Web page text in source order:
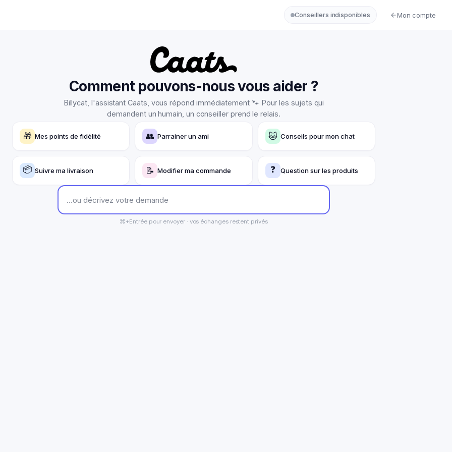
Conseillers indisponibles Mon compte
Comment pouvons-nous vous aider ?
Billycat, l'assistant Caats, vous répond immédiatement 🐾 Pour les sujets qui
demandent un humain, un conseiller prend le relais.
🎁 Mes points de fidélité 👥 Parrainer un ami 🐱 Conseils pour mon chat
📦 Suivre ma livraison 📝 Modifier ma commande ❓ Question sur les produits
⌘+Entrée pour envoyer · vos échanges restent privés